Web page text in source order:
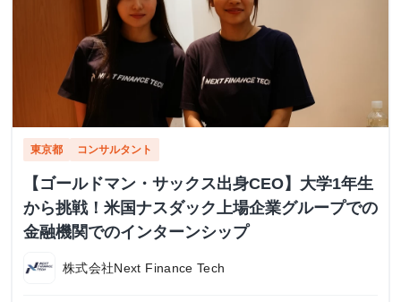
東京都 コンサルタント
【ゴールドマン・サックス出身CEO】大学1年生
から挑戦！米国ナスダック上場企業グループでの
金融機関でのインターンシップ
株式会社Next Finance Tech